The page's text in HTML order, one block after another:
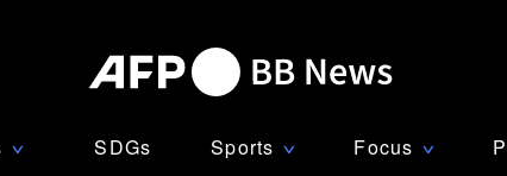
∨ SDGs Sports ∨ Focus ∨